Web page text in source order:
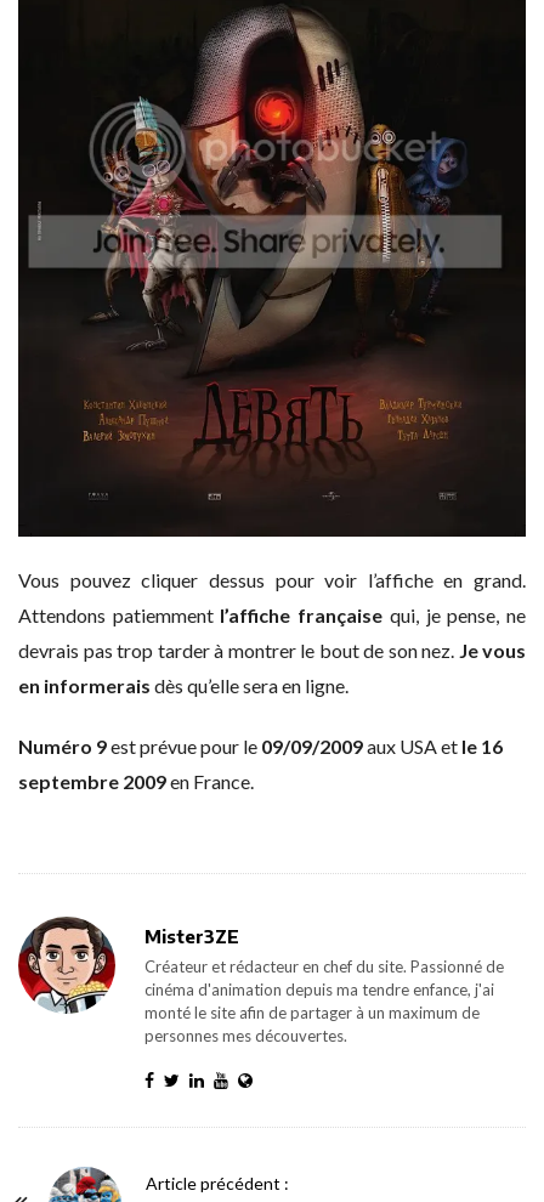
Vous pouvez cliquer dessus pour voir l’affiche en grand.
Attendons patiemment l’affiche française qui, je pense, ne
devrais pas trop tarder à montrer le bout de son nez. Je vous
en informerais dès qu’elle sera en ligne.
Numéro 9est prévue pour le 09/09/2009aux USA et le 16
septembre 2009en France.
Mister3ZE
Créateur et rédacteur en chef du site. Passionné de
cinéma d'animation depuis ma tendre enfance, j'ai
monté le site afin de partager à un maximum de
personnes mes découvertes.
Article précédent :